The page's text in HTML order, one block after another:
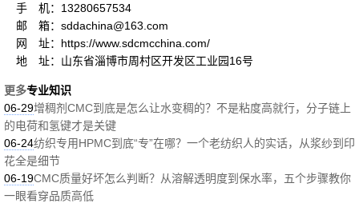
手 机：13280657534
邮 箱：sddachina@163.com
网 址：https://www.sdcmcchina.com/
地 址：山东省淄博市周村区开发区工业园16号
更多专业知识
06-29增稠剂CMC到底是怎么让水变稠的？不是粘度高就行，分子链上
的电荷和氢键才是关键
06-24纺织专用HPMC到底“专”在哪？一个老纺织人的实话，从浆纱到印
花全是细节
06-19CMC质量好坏怎么判断？从溶解透明度到保水率，五个步骤教你
一眼看穿品质高低